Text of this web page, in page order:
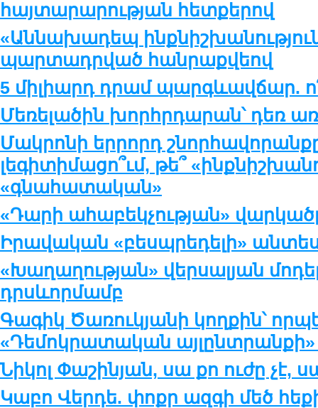
հայտարարության հետքերով
«Աննախադեպ
պարտադրված հանրաքվեով
5 միլիարդ դրամ պարգևավճար.
Մեռելածին խորհրդարան՝ դեռ
Մակրոնի երրորդ
լեգիտիմացո՞ւմ, թե՞
«գնահատական»
«Դարի ահաբեկչության»
Իրավական «բեսպրեդելի»
«Խաղաղության» վերսալյան
դրսևորմամբ
Գագիկ Ծառուկյանի կողքին՝
«Դեմոկրատական
Նիկոլ Փաշինյան, սա քո ուժը չէ,
Կաբո Վերդե. փոքր ազգի մեծ